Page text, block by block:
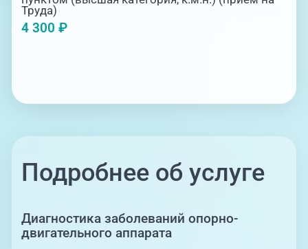
заболеваний и врожденных аномалий
развития. Какая бы из множества причин не
пыталась нарушить ваш здоровый образ
Труда)
4 300 ₽
Подробнее об услуге
Диагностика заболеваний опорно-
двигательного аппарата